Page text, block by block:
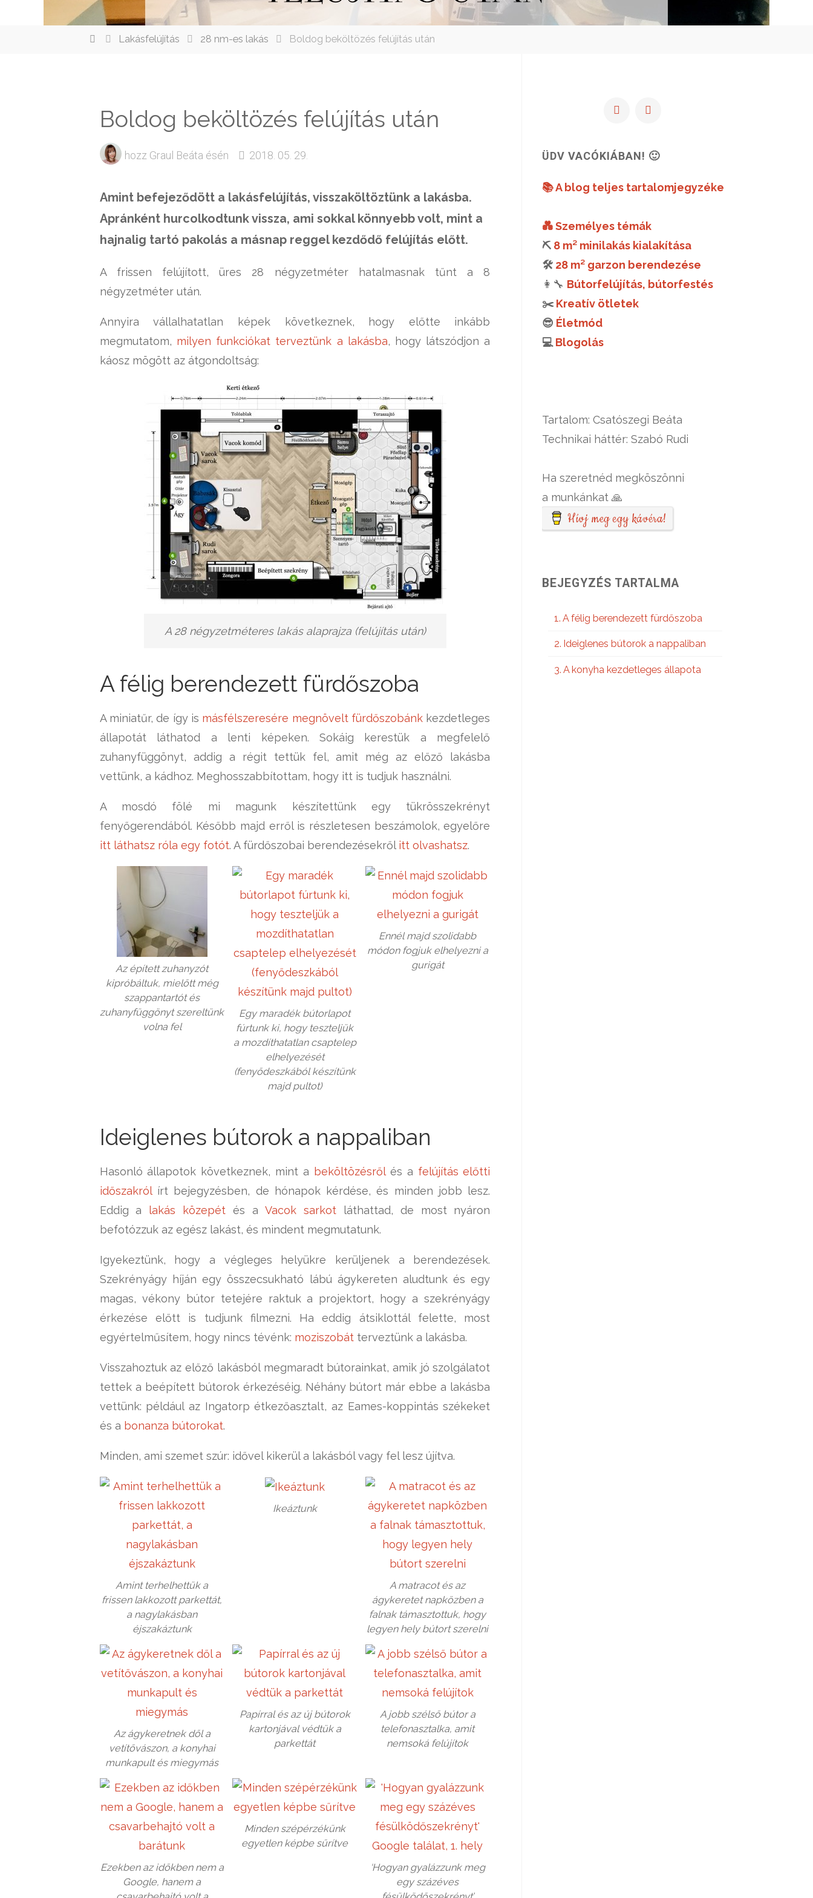
elenítése
Lakásfelújítás 28 nm-es lakás Boldog beköltözés felújítás után
Boldog beköltözés felújítás után
hozz Graul Beáta ésén 2018. 05. 29.
Amint befejeződött a lakásfelújítás, visszaköltöztünk a lakásba.
Apránként hurcolkodtunk vissza, ami sokkal könnyebb volt, mint a
hajnalig tartó pakolás a másnap reggel kezdődő felújítás előtt.
A frissen felújított, üres 28 négyzetméter hatalmasnak tűnt a 8
négyzetméter után.
Annyira vállalhatatlan képek következnek, hogy előtte inkább
megmutatom, milyen funkciókat terveztünk a lakásba, hogy látszódjon a
káosz mögött az átgondoltság:
A 28 négyzetméteres lakás alaprajza (felújítás után)
A félig berendezett fürdőszoba
A miniatűr, de így is másfélszeresére megnövelt fürdőszobánk kezdetleges
állapotát láthatod a lenti képeken. Sokáig kerestük a megfelelő
zuhanyfüggönyt, addig a régit tettük fel, amit még az előző lakásba
vettünk, a kádhoz. Meghosszabbítottam, hogy itt is tudjuk használni.
A mosdó fölé mi magunk készítettünk egy tükrösszekrényt
fenyőgerendából. Később majd erről is részletesen beszámolok, egyelőre
itt láthatsz róla egy fotót. A fürdőszobai berendezésekről itt olvashatsz.
Az épített zuhanyzót
kipróbáltuk, mielőtt még
szappantartót és
zuhanyfüggönyt szereltünk
volna fel
Egy maradék bútorlapot
fúrtunk ki, hogy teszteljük
a mozdíthatatlan csaptelep
elhelyezését
(fenyődeszkából készítünk
majd pultot)
Ennél majd szolidabb
módon fogjuk elhelyezni a
gurigát
Ideiglenes bútorok a nappaliban
Hasonló állapotok következnek, mint a beköltözésrőlés a felújítás előtti
időszakrólírt bejegyzésben, de hónapok kérdése, és minden jobb lesz.
Eddig a lakás közepét és a Vacok sarkotláthattad, de most nyáron
befotózzuk az egész lakást, és mindent megmutatunk.
Igyekeztünk, hogy a végleges helyükre kerüljenek a berendezések.
Szekrényágy híján egy összecsukható lábú ágykereten aludtunk és egy
magas, vékony bútor tetejére raktuk a projektort, hogy a szekrényágy
érkezése előtt is tudjunk filmezni. Ha eddig átsiklottál felette, most
egyértelműsítem, hogy nincs tévénk: moziszobátterveztünk a lakásba.
Visszahoztuk az előző lakásból megmaradt bútorainkat, amik jó szolgálatot
tettek a beépített bútorok érkezéséig. Néhány bútort már ebbe a lakásba
vettünk: például az Ingatorp étkezőasztalt, az Eames-koppintás székeket
és a bonanza bútorokat.
Minden, ami szemet szúr: idővel kikerül a lakásból vagy fel lesz újítva.
Amint terhelhettük a
frissen lakkozott parkettát,
a nagylakásban
éjszakáztunk
Ikeáztunk
A matracot és az
ágykeretet napközben a
falnak támasztottuk, hogy
legyen hely bútort szerelni
Az ágykeretnek dől a
vetítővászon, a konyhai
munkapult és miegymás
Papírral és az új bútorok
kartonjával védtük a
parkettát
A jobb szélső bútor a
telefonasztalka, amit
nemsoká felújítok
Ezekben az időkben nem a
Google, hanem a
Minden szépérzékünk
egyetlen képbe sűrítve
‘Hogyan gyalázzunk meg
egy százéves
ÜDV VACÓKIÁBAN! 🙂
📚 A blog teljes tartalomjegyzéke
💑 Személyes témák
⛏️ 8 m² minilakás kialakítása
🛠️ 28 m² garzon berendezése
👩‍🔧 Bútorfelújítás, bútorfestés
✂️Kreatív ötletek
😎 Életmód
💻 Blogolás
Tartalom: Csatószegi Beáta
Technikai háttér: Szabó Rudi
Ha szeretnéd megköszönni
a munkánkat 🙏
Hívj meg egy kávéra!
BEJEGYZÉS TARTALMA
A félig berendezett fürdőszoba
Ideiglenes bútorok a nappaliban
A konyha kezdetleges állapota